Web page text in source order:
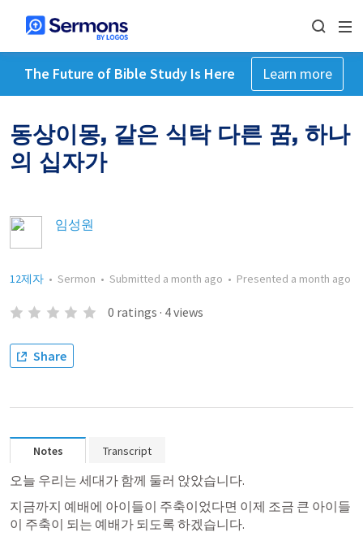
The Future of Bible Study Is Here Learn more
동상이몽, 같은 식탁 다른 꿈, 하나
의 십자가
임성원
12제자 • Sermon • Submitted a month ago • Presented a month ago
0 ratings · 4views
Share
Notes Transcript
오늘 우리는 세대가 함께 둘러 앉았습니다.
지금까지 예배에 아이들이 주축이었다면 이제 조금 큰 아이들
이 주축이 되는 예배가 되도록 하겠습니다.